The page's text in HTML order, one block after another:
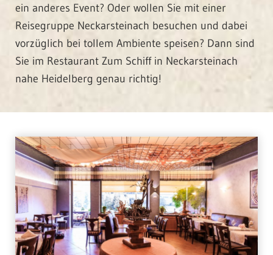
ein anderes Event? Oder wollen Sie mit einer
Reisegruppe Neckarsteinach besuchen und dabei
vorzüglich bei tollem Ambiente speisen? Dann sind
Sie im Restaurant Zum Schiff in Neckarsteinach
nahe Heidelberg genau richtig!